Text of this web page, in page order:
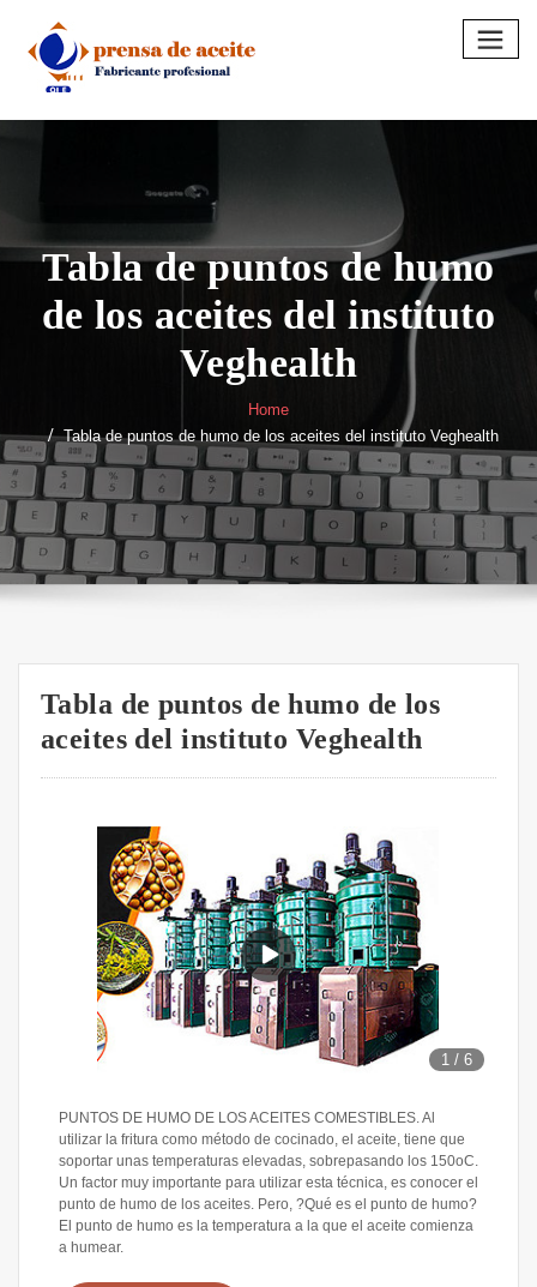
content
Tabla de puntos de humo
de los aceites del instituto
Veghealth
Home
Tabla de puntos de humo de los aceites del instituto Veghealth
Tabla de puntos de humo de los
aceites del instituto Veghealth
1 /6
PUNTOS DE HUMO DE LOS ACEITES COMESTIBLES. Al
utilizar la fritura como método de cocinado, el aceite, tiene que
soportar unas temperaturas elevadas, sobrepasando los 150oC.
Un factor muy importante para utilizar esta técnica, es conocer el
punto de humo de los aceites. Pero, ?Qué es el punto de humo?
El punto de humo es la temperatura a la que el aceite comienza
a humear.